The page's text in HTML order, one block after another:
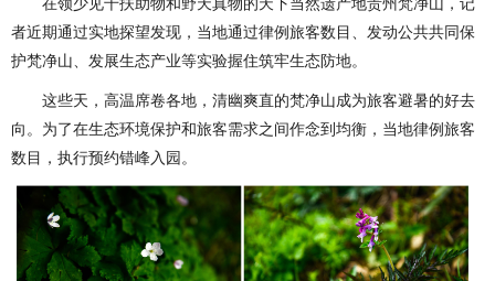
者近期通过实地探望发现，当地通过律例旅客数目、发动公共共同保
护梵净山、发展生态产业等实验握住筑牢生态防地。
这些天，高温席卷各地，清幽爽直的梵净山成为旅客避暑的好去
向。为了在生态环境保护和旅客需求之间作念到均衡，当地律例旅客
数目，执行预约错峰入园。